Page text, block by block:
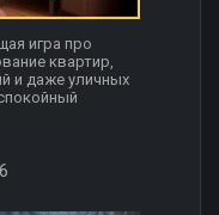
игра про
квартир,
и даже уличных